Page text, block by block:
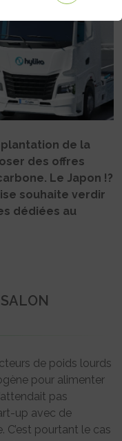
de la
des offres
Le Japon !?
souhaite verdir
dédiées au
de poids lourds
pour alimenter
pas
up avec de
C’est pourtant le cas